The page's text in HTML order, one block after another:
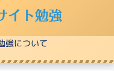
強について